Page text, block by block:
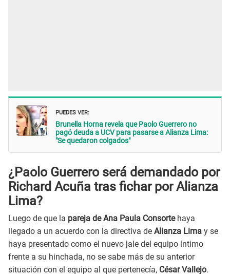
PUEDES VER:
Brunella Horna revela que Paolo Guerrero no
pagó deuda a UCV para pasarse a Alianza Lima:
"Se quedaron colgados"
¿Paolo Guerrero será demandado por
Richard Acuña tras fichar por Alianza
Lima?
Luego de que la pareja de Ana Paula Consorte haya
llegado a un acuerdo con la directiva de Alianza Lima y se
haya presentado como el nuevo jale del equipo íntimo
frente a su hinchada, no se sabe más de su anterior
situación con el equipo al que pertenecía, César Vallejo.